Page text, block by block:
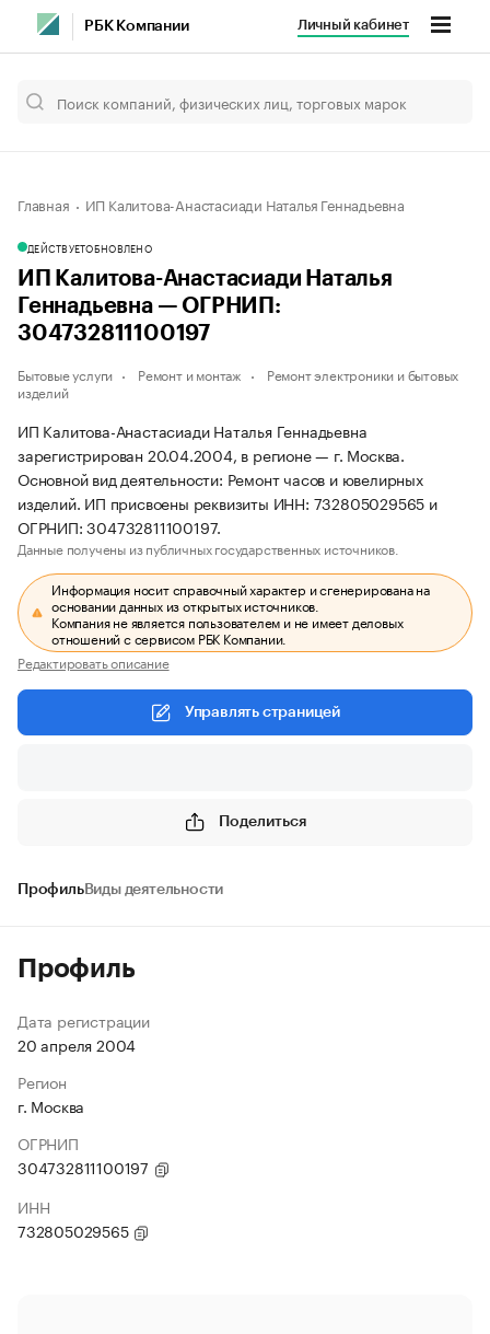
РБК Компании Личный кабинет
Главная ИП Калитова-Анастасиади Наталья Геннадьевна
ДЕЙСТВУЕТОБНОВЛЕНО
ИП Калитова-Анастасиади Наталья
Геннадьевна — ОГРНИП:
304732811100197
Бытовые услуги Ремонт и монтаж
Ремонт электроники и бытовых
изделий
ИП Калитова-Анастасиади Наталья Геннадьевна
зарегистрирован 20.04.2004, в регионе — г. Москва.
Основной вид деятельности: Ремонт часов и ювелирных
изделий. ИП присвоены реквизиты ИНН: 732805029565 и
ОГРНИП: 304732811100197.
Данные получены из публичных государственных источников.
Информация носит справочный характер и сгенерирована на
основании данных из открытых источников.
Компания не является пользователем и не имеет деловых
отношений с сервисом РБК Компании.
Редактировать описание
Управлять страницей
Поделиться
ПрофильВиды деятельности
Профиль
Дата регистрации
20 апреля 2004
Регион
г. Москва
ОГРНИП
304732811100197
ИНН
732805029565